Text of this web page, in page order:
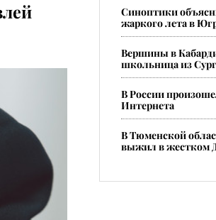
разбор в карточках​Синоптики
жаркого лета в
​Вершины в
школьница из
​В России
Интернета
В Тюменской
выжил в жестком